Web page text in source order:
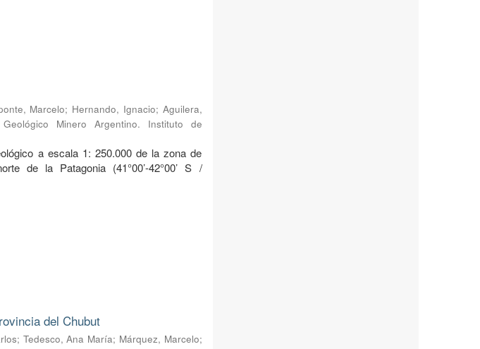
Marcelo; Hernando, Ignacio; Aguilera,
Minero Argentino. Instituto de
a escala 1: 250.000 de la zona de
de la Patagonia (41°00’-42°00’ S /
del Chubut
; Tedesco, Ana María; Márquez, Marcelo;